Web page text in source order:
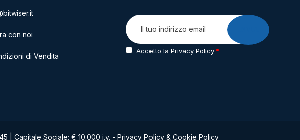
con noi
di Vendita
Accetto la Privacy Policy
| Capitale Sociale: € 10.000 i.v. - Privacy Policy & Cookie Policy